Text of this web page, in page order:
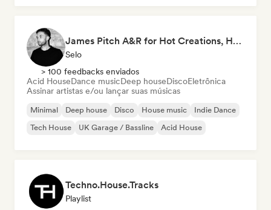
James Pitch A&R for Hot Creations, Hottrax, Paradise and Pitch Records
Selo
> 100 feedbacks enviados
Acid HouseDance musicDeep houseDiscoEletrônica
Assinar artistas e/ou lançar suas músicas
Minimal Deep house Disco House music
Indie Dance
Tech House
UK Garage / Bassline Acid House
Techno.House.Tracks
Playlist